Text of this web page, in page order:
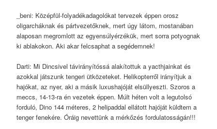
_beni: Középfül-folyadékadagolókat tervezek éppen orosz
oligarcháknak és pártvezetőknek, mert úgy látom, mostanában
alaposan megromlott az egyensúlyérzékük, mert sorra potyognak
ki ablakokon. Aki akar felcsaphat a segédemnek!
Darti: Mi Dincsivel távirányítóssá alakítottuk a yacthjainkat és
azokkal játszunk tengeri ütközeteket. Helikopterről irányítjuk a
hajókat, az nyer, aki a másik luxushajóját elsüllyeszti. Szoros a
meccs, 14-13-ra én vezetek éppen. Múlt héten volt a legutolsó
forduló, Dino 144 méteres, 2 helipaddal ellátott hajóját küldtem a
tenger fenekére. Óráig nevettünk a mérkőzés fordulatosságán!!!